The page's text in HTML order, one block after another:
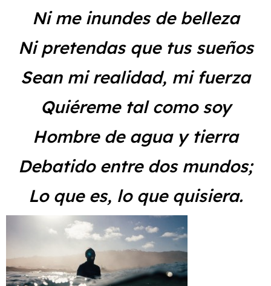
Ni me inundes de belleza
Ni pretendas que tus sueños
Sean mi realidad, mi fuerza
Quiéreme tal como soy
Hombre de agua y tierra
Debatido entre dos mundos;
Lo que es, lo que quisiera.